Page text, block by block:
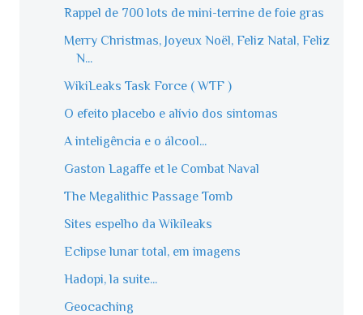
Rappel de 700 lots de mini-terrine de foie gras
Merry Christmas, Joyeux Noël, Feliz Natal, Feliz
N...
WikiLeaks Task Force ( WTF )
O efeito placebo e alívio dos sintomas
A inteligência e o álcool...
Gaston Lagaffe et le Combat Naval
The Megalithic Passage Tomb
Sites espelho da Wikileaks
Eclipse lunar total, em imagens
Hadopi, la suite...
Geocaching